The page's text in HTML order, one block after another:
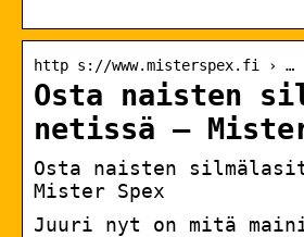
http s://www.misterspex.fi › …
Osta naisten
netissä –
Osta naisten
Mister Spex
Juuri nyt on mitä